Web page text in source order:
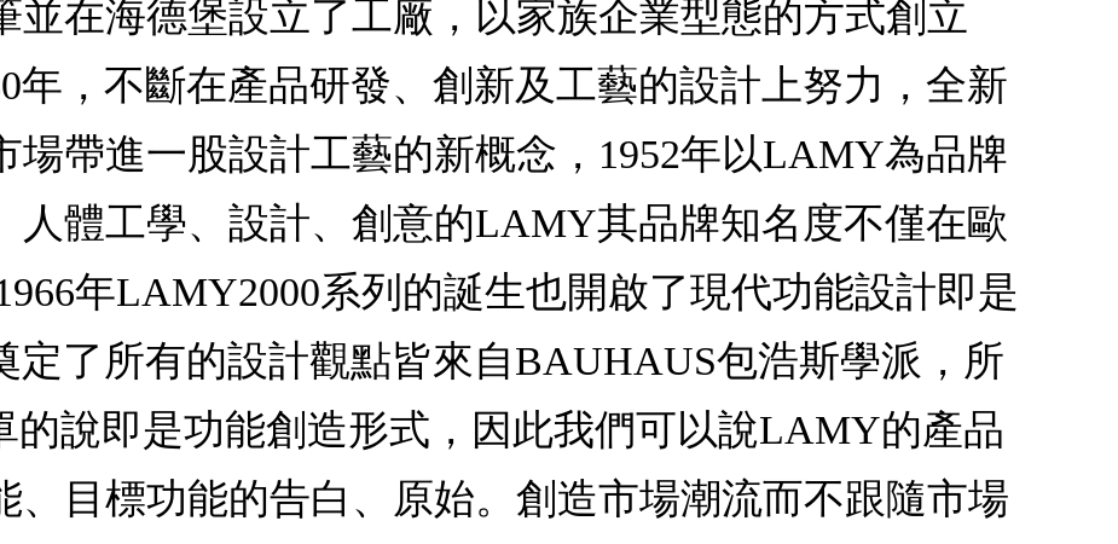
並在海德堡設立了工廠，以家族企業型態的方式創立
，不斷在產品研發、創新及工藝的設計上努力，全新
場帶進一股設計工藝的新概念，1952年以LAMY為品牌
人體工學、設計、創意的LAMY其品牌知名度不僅在歐
年LAMY2000系列的誕生也開啟了現代功能設計即是
了所有的設計觀點皆來自BAUHAUS包浩斯學派，所
的說即是功能創造形式，因此我們可以說LAMY的產品
、目標功能的告白、原始。創造市場潮流而不跟隨市場